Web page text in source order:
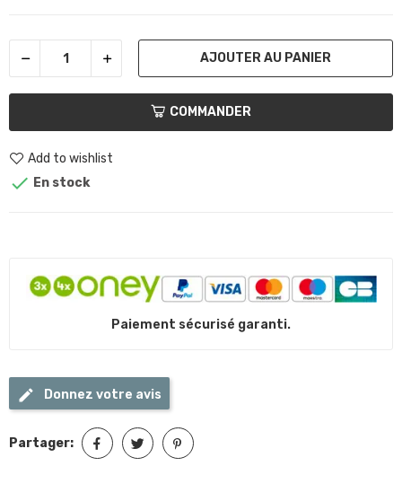
AJOUTER AU PANIER
COMMANDER
Add to wishlist
 En stock
Paiement sécurisé garanti.
Donnez votre avis
Partager: